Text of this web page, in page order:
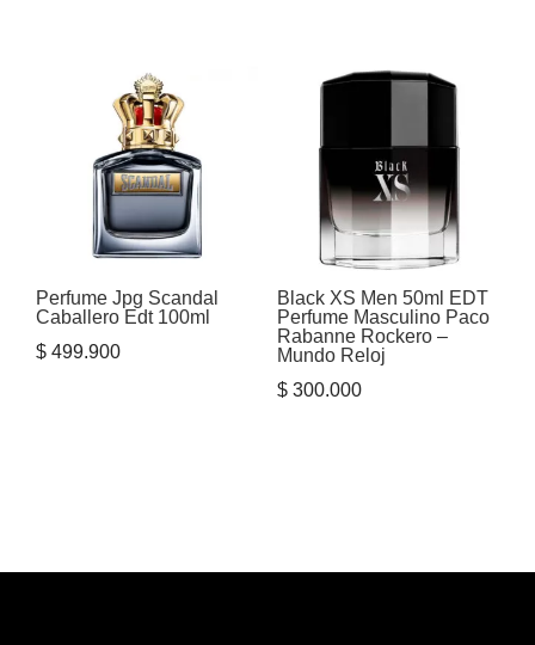
Perfume Jpg Scandal
Caballero Edt 100ml
$ 499.900
Black XS Men 50ml EDT
Perfume Masculino Paco
Rabanne Rockero –
Mundo Reloj
$300.000